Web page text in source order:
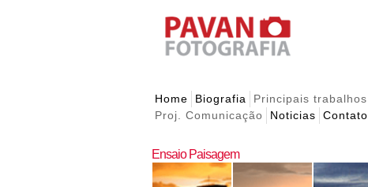
Home Biografia Principais trabalhos
Proj. Comunicação
Noticias Contato
Ensaio Paisagem